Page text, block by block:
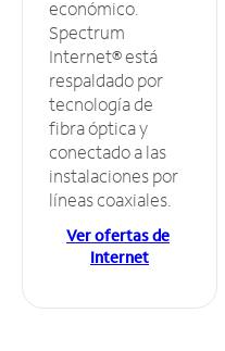
económico.
Spectrum
Internet® está
respaldado por
tecnología de
fibra óptica y
conectado a las
instalaciones por
líneas coaxiales.
Ver ofertas de
Internet